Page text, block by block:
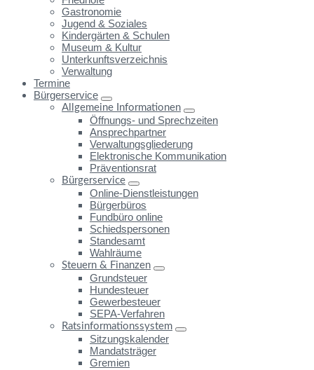
Gastronomie
Jugend & Soziales
Kindergärten & Schulen
Museum & Kultur
Unterkunftsverzeichnis
Verwaltung
Termine
Bürgerservice
Allgemeine Informationen
Öffnungs- und Sprechzeiten
Ansprechpartner
Verwaltungsgliederung
Elektronische Kommunikation
Präventionsrat
Bürgerservice
Online-Dienstleistungen
Bürgerbüros
Fundbüro online
Schiedspersonen
Standesamt
Wahlräume
Steuern & Finanzen
Grundsteuer
Hundesteuer
Gewerbesteuer
SEPA-Verfahren
Ratsinformationssystem
Sitzungskalender
Mandatsträger
Gremien